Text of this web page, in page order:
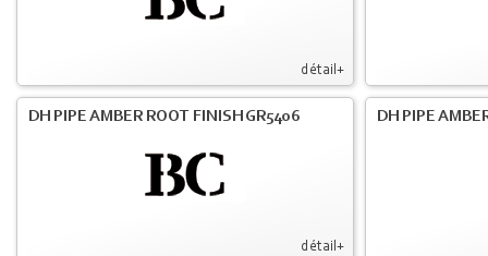
détail+
détail+
DH PIPE AMBER ROOT FINISH GR5406 DH PIPE